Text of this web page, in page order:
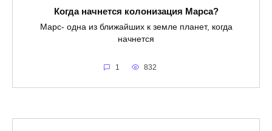
Когда начнется колонизация Марса?
Марс- одна из ближайших к земле планет, когда
начнется
1 832